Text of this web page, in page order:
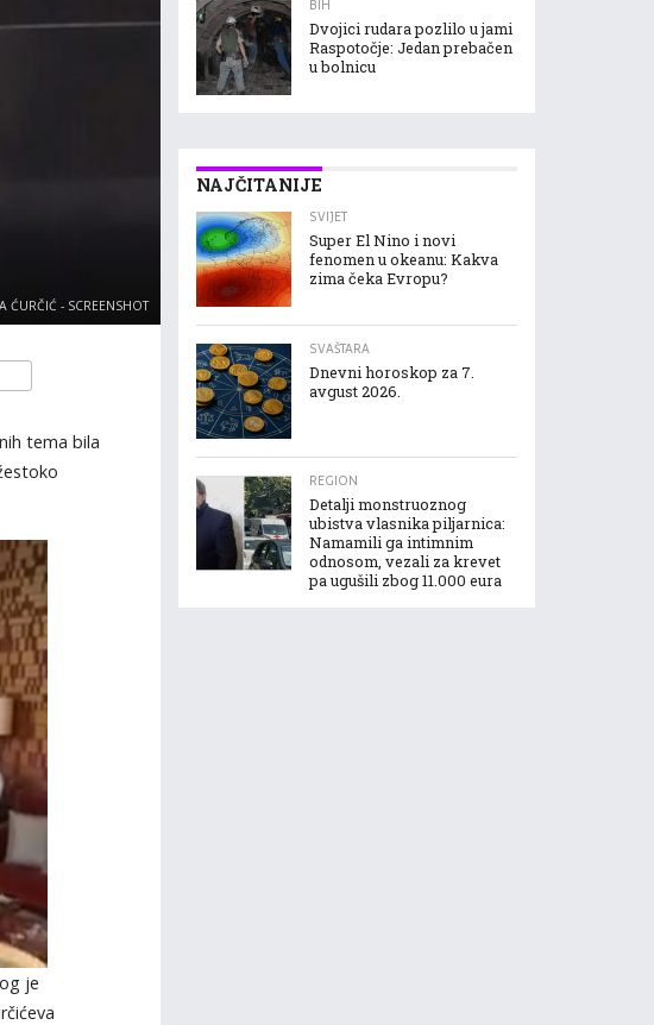
ĆURČIĆ - SCREENSHOT
tema bila
je
BIH
Dvojici rudara pozlilo u jami
Raspotočje: Jedan prebačen
u bolnicu
NAJČITANIJE
SVIJET
Super El Nino i novi
fenomen u okeanu: Kakva
zima čeka Evropu?
SVAŠTARA
Dnevni horoskop za 7.
avgust 2026.
REGION
Detalji monstruoznog
ubistva vlasnika piljarnica:
Namamili ga intimnim
odnosom, vezali za krevet
pa ugušili zbog 11.000 eura